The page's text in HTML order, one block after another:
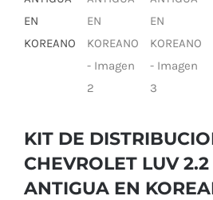
KIT DE
CHEVROLET LUV
ANTIGUA EN